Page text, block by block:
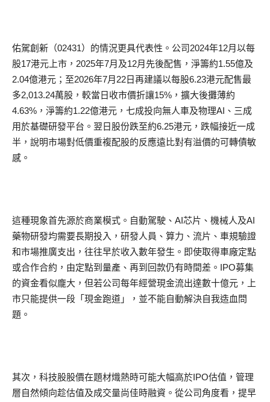
佑駕創新（02431）的情況更具代表性。公司2024年12月以每
股17港元上市，2025年7月及12月先後配售，淨籌約1.55億及
2.04億港元；至2026年7月22日再建議以每股6.23港元配售最
多2,013.24萬股，較當日收市價折讓15%，擴大後攤薄約
4.63%，淨籌約1.22億港元，七成投向無人車及物理AI、三成
用於基礎研發平台。翌日股份跌至約6.25港元，跌幅接近一成
半，說明市場對低價重複配股的反應遠比對有溢價的可轉債敏
感。
這種現象首先源於商業模式。自動駕駛、AI芯片、機械人及AI
藥物研發均需要長期投入，研發人員、算力、流片、車規驗證
和市場推廣支出，往往早於收入數年發生。即使取得車廠定點
或合作合約，由定點到量產、再到回款仍有時間差。IPO募集
的資金看似龐大，但若公司每年經營現金流出達數十億元，上
市只能提供一段「現金跑道」，並不能自動解決自我造血問
題。
其次，科技股股價在題材熾熱時可能大幅高於IPO估值，管理
層自然傾向趁估值及成交量尚佳時融資。從公司角度看，提早